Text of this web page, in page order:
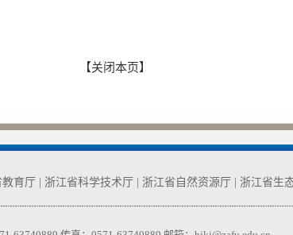
【关闭本页】
育厅 浙江省科学技术厅 浙江省自然资源厅 浙江省生